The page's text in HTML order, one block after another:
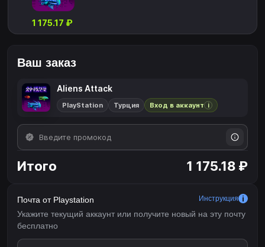
1 175.17 ₽
Ваш заказ
Aliens Attack
PlayStation Турция Вход в аккаунт i
Итого 1 175.18 ₽
Почта от Playstation
Укажите текущий аккаунт или получите новый на эту почту
бесплатно
Инструкция